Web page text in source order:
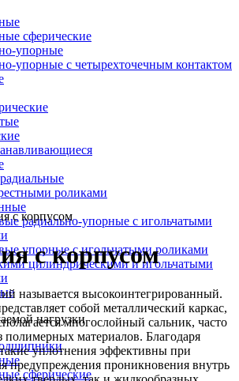
сферические
упорные
упорные с четырехточечным контактом
роликами
радиально-упорные с игольчатыми
упорные с игольчатыми роликами
цилиндрическими и игольчатыми
нагрузки
сферические
с корпусом
с корпусом
называется высокоинтегрированный.
собой металлический каркас,
многослойный сальник, часто
полимерных материалов. Благодаря
уплотнения эффективны при
предупреждения проникновения внутрь